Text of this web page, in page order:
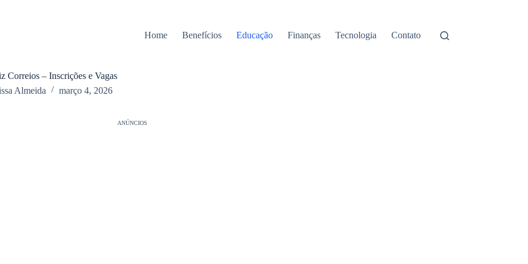
Home Benefícios Educação Finanças Tecnologia Contato
Correios – Inscrições e Vagas
Almeida
março 4, 2026
ANÚNCIOS